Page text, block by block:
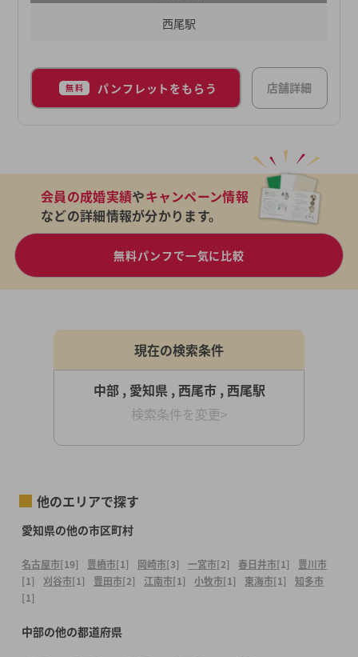
西尾駅
無料 パンフレットをもらう 店舗詳細
会員の成婚実績やキャンペーン情報
などの詳細情報が分かります。
無料パンフで一気に比較
現在の検索条件
中部 , 愛知県 , 西尾市 , 西尾駅
検索条件を変更>
他のエリアで探す
愛知県の他の市区町村
名古屋市[19] 豊橋市[1] 岡崎市[3] 一宮市[2] 春日井市[1]
豊川市
[1]
刈谷市[1] 豊田市[2] 江南市[1] 小牧市[1] 東海市[1]
知多市
[1]
中部の他の都道府県